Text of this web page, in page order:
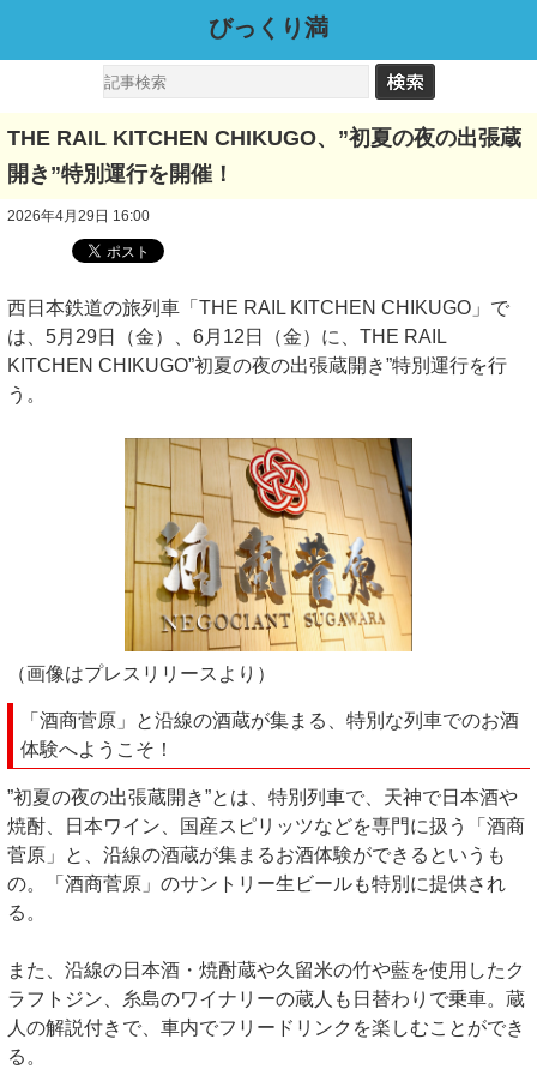
びっくり満
THE RAIL KITCHEN CHIKUGO、”初夏の夜の出張蔵
開き”特別運行を開催！
2026年4月29日 16:00
西日本鉄道の旅列車「THE RAIL KITCHEN CHIKUGO」で
は、5月29日（金）、6月12日（金）に、THE RAIL
KITCHEN CHIKUGO”初夏の夜の出張蔵開き”特別運行を行
う。
（画像はプレスリリースより）
「酒商菅原」と沿線の酒蔵が集まる、特別な列車でのお酒
体験へようこそ！
”初夏の夜の出張蔵開き”とは、特別列車で、天神で日本酒や
焼酎、日本ワイン、国産スピリッツなどを専門に扱う「酒商
菅原」と、沿線の酒蔵が集まるお酒体験ができるというも
の。「酒商菅原」のサントリー生ビールも特別に提供され
る。
また、沿線の日本酒・焼酎蔵や久留米の竹や藍を使用したク
ラフトジン、糸島のワイナリーの蔵人も日替わりで乗車。蔵
人の解説付きで、車内でフリードリンクを楽しむことができ
る。